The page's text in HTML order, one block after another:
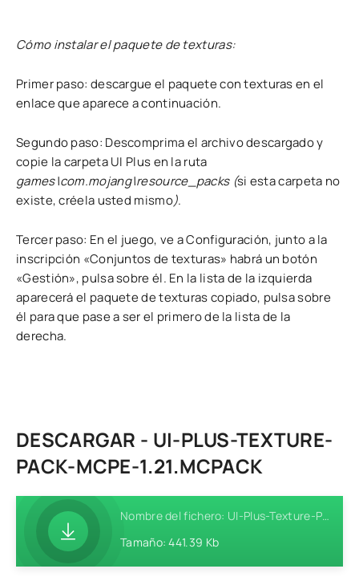
Cómo instalar el paquete de texturas:
Primer paso: descargue el paquete con texturas en el
enlace que aparece a continuación.
Segundo paso: Descomprima el archivo descargado y
copie la carpeta UI Plus en la ruta
games\com.mojang\resource_packs (si esta carpeta no
existe, créela usted mismo).
Tercer paso: En el juego, ve a Configuración, junto a la
inscripción «Conjuntos de texturas» habrá un botón
«Gestión», pulsa sobre él. En la lista de la izquierda
aparecerá el paquete de texturas copiado, pulsa sobre
él para que pase a ser el primero de la lista de la
derecha.
DESCARGAR - UI-PLUS-TEXTURE-
PACK-MCPE-1.21.MCPACK
Nombre del fichero: UI-Plus-Texture-Pack-MCPE-1.21.mcpack
Tamaño: 441.39 Kb